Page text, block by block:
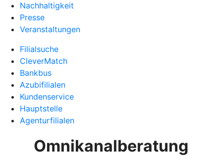
Nachhaltigkeit
Presse
Veranstaltungen
Filialsuche
CleverMatch
Bankbus
Azubifilialen
Kundenservice
Hauptstelle
Agenturfilialen
Omnikanalberatung